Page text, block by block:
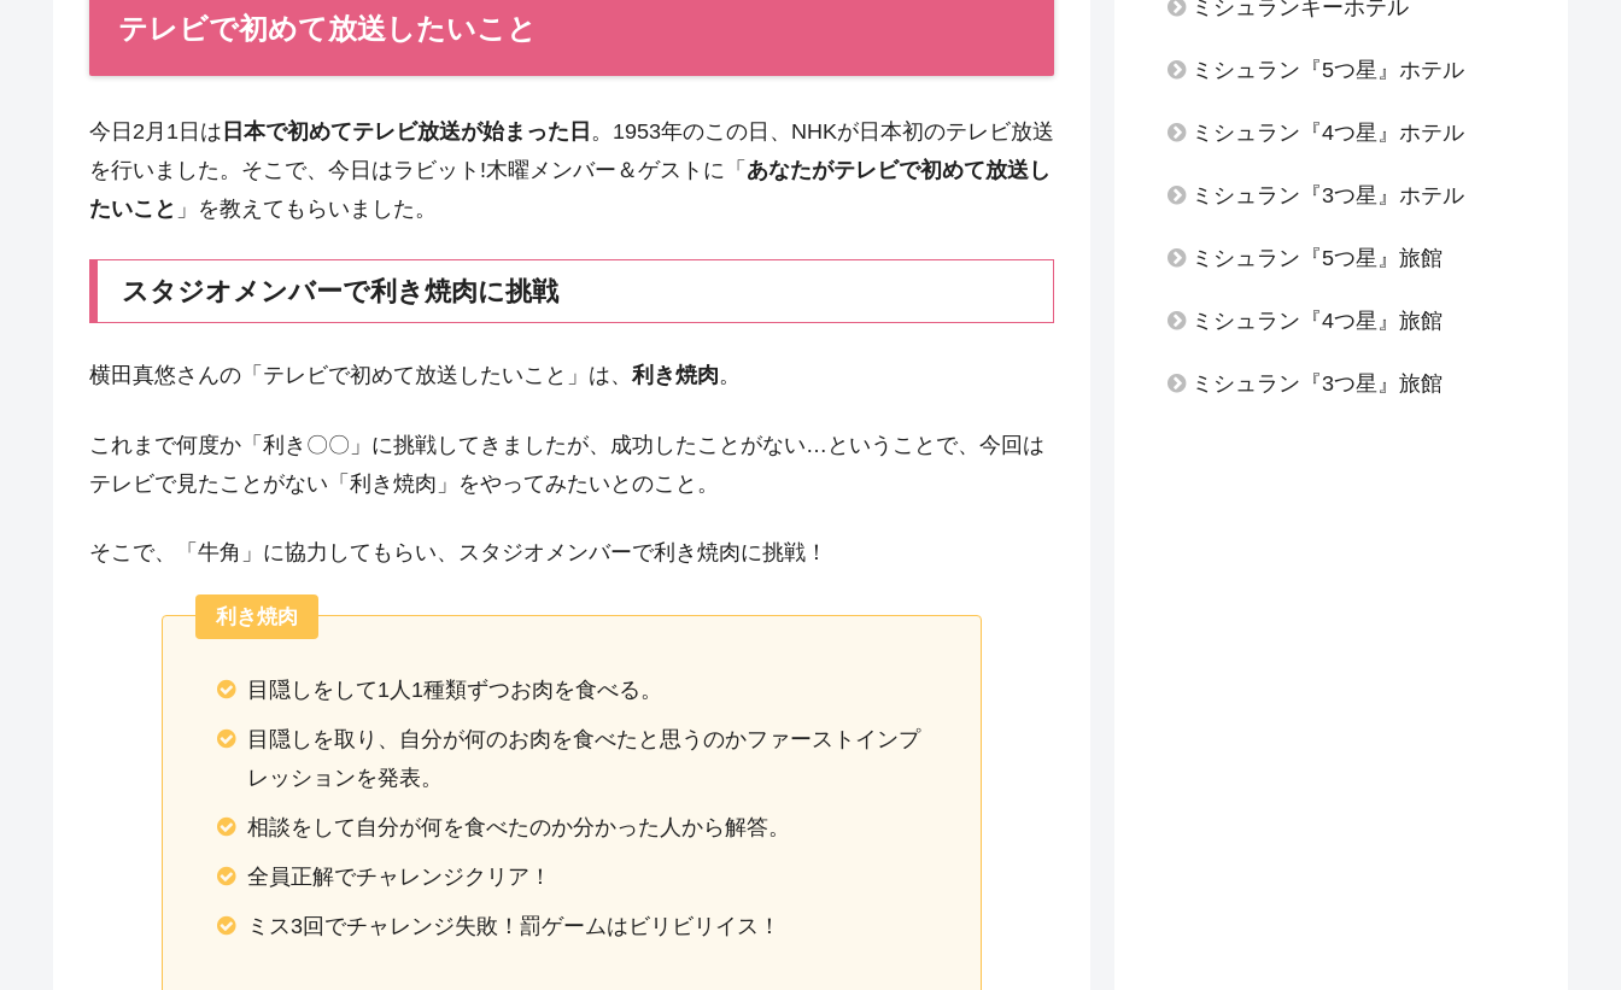
テレビで初めて放送したいこと
今日2月1日は 日本で初めてテレビ放送が始まった日 。1953年のこの日、NHKが日本初のテレビ放送
を行いました。そこで、今日はラビット!木曜メンバー＆ゲストに「 あなたがテレビで初めて放送し
たいこと 」を教えてもらいました。
スタジオメンバーで利き焼肉に挑戦
横田真悠さんの「テレビで初めて放送したいこと」は、 利き焼肉。
これまで何度か「利き〇〇」に挑戦してきましたが、成功したことがない…ということで、今回は
テレビで見たことがない「利き焼肉」をやってみたいとのこと。
そこで、「牛角」に協力してもらい、スタジオメンバーで利き焼肉に挑戦！
利き焼肉
目隠しをして1人1種類ずつお肉を食べる。
目隠しを取り、自分が何のお肉を食べたと思うのかファーストインプ
レッションを発表。
相談をして自分が何を食べたのか分かった人から解答。
全員正解でチャレンジクリア！
ミス3回でチャレンジ失敗！罰ゲームはビリビリイス！
ミシュランキーホテル
ミシュラン『5つ星』ホテル
ミシュラン『4つ星』ホテル
ミシュラン『3つ星』ホテル
ミシュラン『5つ星』旅館
ミシュラン『4つ星』旅館
ミシュラン『3つ星』旅館